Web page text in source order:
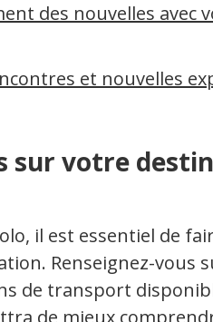
des nouvelles avec
et nouvelles
sur votre
il est essentiel de
Renseignez-vous
de transport
de mieux